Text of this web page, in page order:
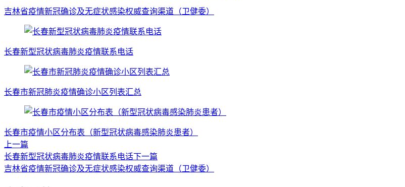
吉林省疫情新冠确诊及无症状感染权威查询渠道（卫健委）
长春新型冠状病毒肺炎疫情联系电话
长春市新冠肺炎疫情确诊小区列表汇总
长春市疫情小区分布表（新型冠状病毒感染肺炎患者）
上一篇
长春新型冠状病毒肺炎疫情联系电话下一篇
吉林省疫情新冠确诊及无症状感染权威查询渠道（卫健委）